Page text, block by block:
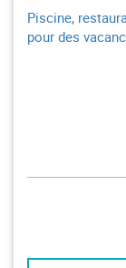
Piscine,
pour des